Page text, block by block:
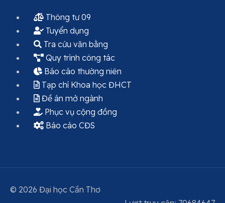
Thông tư 09
Tuyển dụng
Tra cứu văn bằng
Quy trình công tác
Báo cáo thường niên
Tạp chí Khoa học ĐHCT
Đề án mở ngành
Phục vụ cộng đồng
Báo cáo CĐS
© 2026 Đại học Cần Thơ